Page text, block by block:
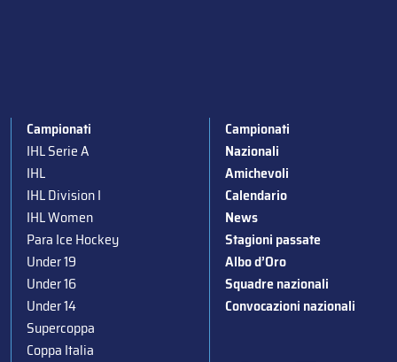
Campionati
IHL Serie A
IHL
IHL Division I
IHL Women
Para Ice Hockey
Under 19
Under 16
Under 14
Supercoppa
Coppa Italia
Campionati
Nazionali
Amichevoli
Calendario
News
Stagioni passate
Albo d’Oro
Squadre nazionali
Convocazioni nazionali